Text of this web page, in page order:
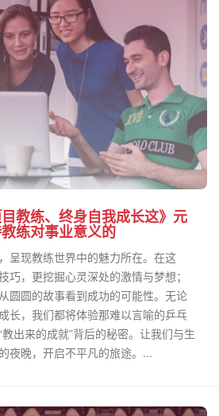
教练、终身自我成长这》元
练对事业意义的
呈现教练世界中的魅力所在。在这
巧，更挖掘心灵深处的激情与梦想；
圆圆的故事看到成功的可能性。无论
长，我们都将体验那难以言喻的乒乓
出来的成就”背后的秘密。让我们与生
夜晚，开启不平凡的旅途。...